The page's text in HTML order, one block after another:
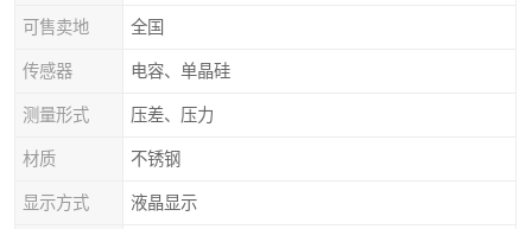
可售卖地 全国
传感器 电容、单晶硅
测量形式 压差、压力
材质 不锈钢
显示方式 液晶显示